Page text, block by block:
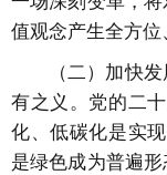
值观念产生全方位
（二）加快
有之义。党的二
化、低碳化是实
是绿色成为普遍